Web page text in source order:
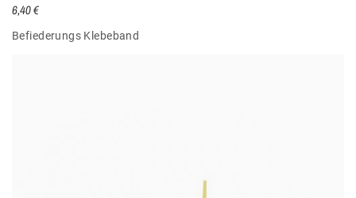
Befiederungs Klebeband
6,40 €